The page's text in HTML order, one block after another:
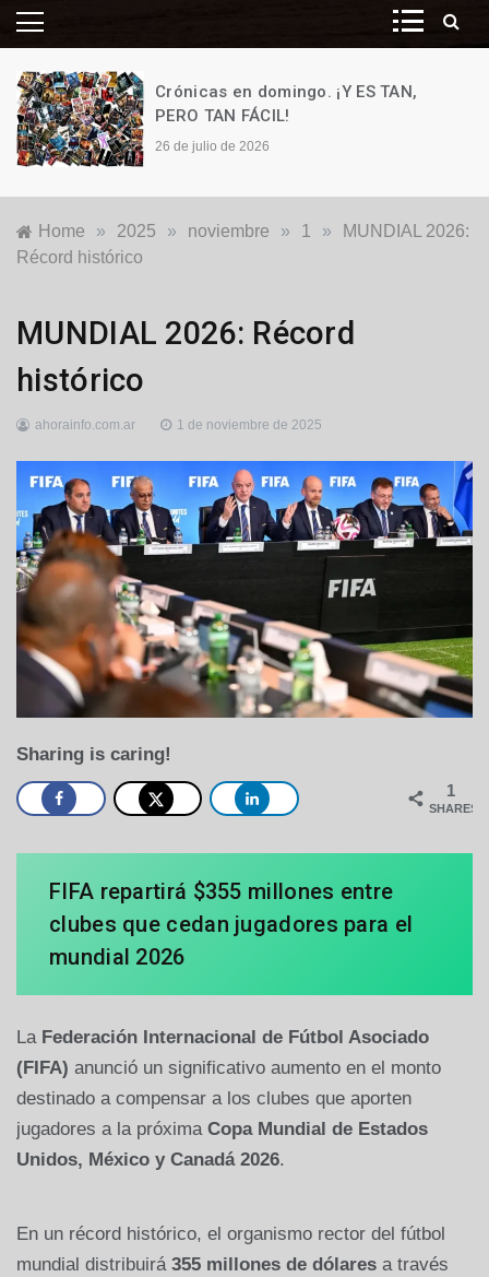
Crónicas en domingo. ¡Y ES TAN,
PERO TAN FÁCIL!
26 de julio de 2026
Home » 2025 » noviembre » 1 »
MUNDIAL 2026:
Récord histórico
Mundial
2026
MUNDIAL 2026: Récord
histórico
ahorainfo.com.ar 1 de noviembre de 2025
Sharing is caring!
1
SHARES
FIFA repartirá $355 millones entre
clubes que cedan jugadores para el
mundial 2026
La Federación Internacional de Fútbol Asociado
(FIFA) anunció un significativo aumento en el monto
destinado a compensar a los clubes que aporten
jugadores a la próxima Copa Mundial de Estados
Unidos, México y Canadá 2026.
En un récord histórico, el organismo rector del fútbol
mundial distribuirá 355 millones de dólares a través